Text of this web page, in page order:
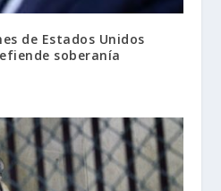
de Estados Unidos
soberanía